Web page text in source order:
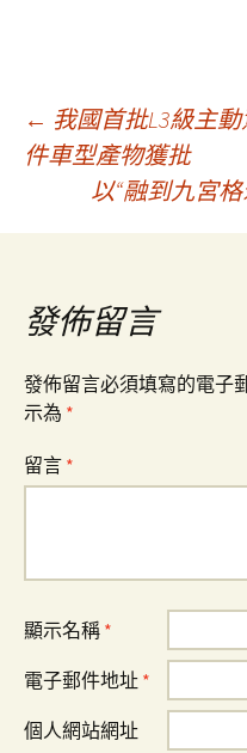
文
導
覽
← 我國首批L3級主動
件車型產物獲批
以“融到九宮
發佈留言
發佈留言必須填寫的電子
示為 *
留言 *
顯示名稱 *
電子郵件地址 *
個人網站網址